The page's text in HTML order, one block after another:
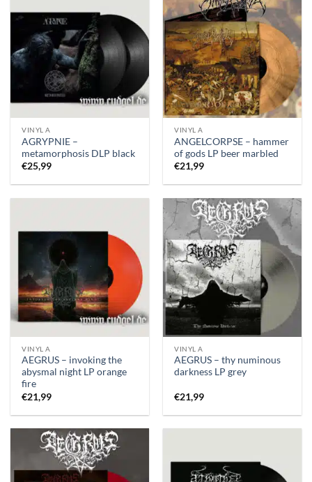
VINYL A
AGRYPNIE –
metamorphosis DLP black
€25,99
VINYL A
ANGELCORPSE – hammer
of gods LP beer marbled
€21,99
VINYL A
AEGRUS – invoking the
abysmal night LP orange
fire
€21,99
VINYL A
AEGRUS – thy numinous
darkness LP grey
€21,99